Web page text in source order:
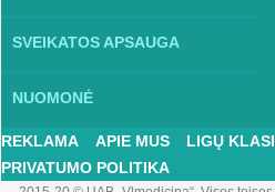
SVEIKATOS APSAUGA
NUOMONĖ
REKLAMA APIE MUS LIGŲ
PRIVATUMO POLITIKA